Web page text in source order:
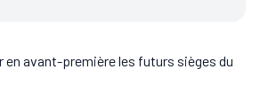
en avant-première les futurs sièges du